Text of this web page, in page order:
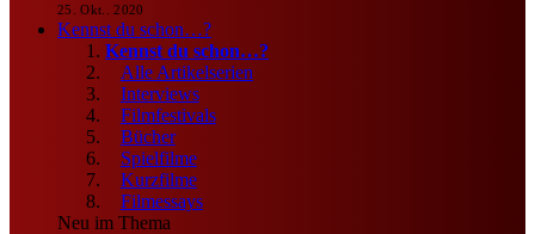
25. Okt.. 2020
Kennst du schon…?
Kennst du schon…?
Alle Artikelserien
Interviews
Filmfestivals
Bücher
Spielfilme
Kurzfilme
Filmessays
Neu im Thema